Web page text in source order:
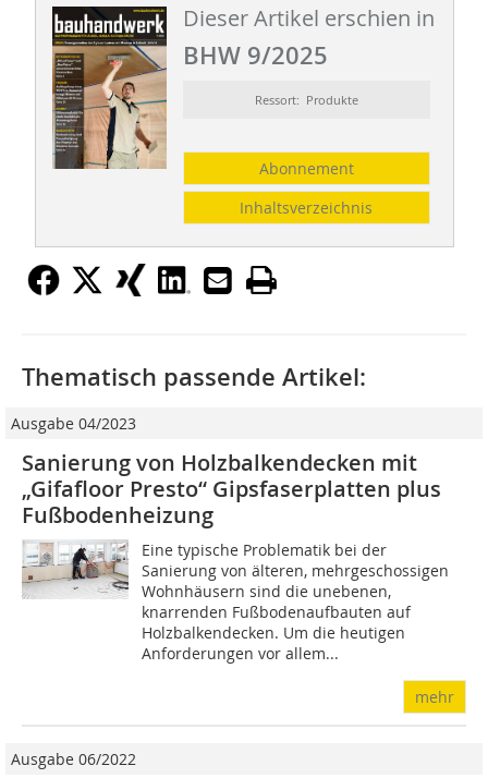
Dieser Artikel erschien in
BHW 9/2025
Ressort: Produkte
Abonnement
Inhaltsverzeichnis
Thematisch passende Artikel:
Ausgabe 04/2023
Sanierung von Holzbalkendecken mit
„Gifafloor Presto“ Gipsfaserplatten plus
Fußbodenheizung
Eine typische Problematik bei der
Sanierung von älteren, mehrgeschossigen
Wohnhäusern sind die unebenen,
knarrenden Fußbodenaufbauten auf
Holzbalkendecken. Um die heutigen
Anforderungen vor allem...
mehr
Ausgabe 06/2022